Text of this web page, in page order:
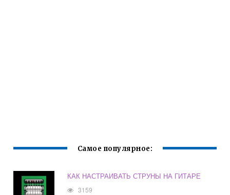
Самое популярное:
КАК НАСТРАИВАТЬ СТРУНЫ НА ГИТАРЕ
3159